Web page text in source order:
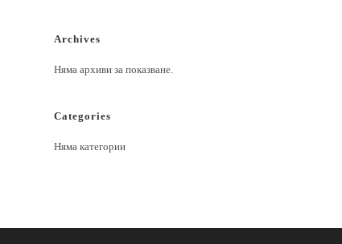
Archives
Няма архиви за показване.
Categories
Няма категории